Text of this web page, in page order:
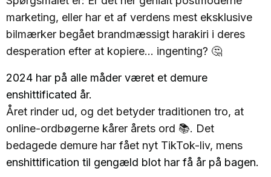
marketing, eller har et af verdens mest eksklusive
bilmærker begået brandmæssigt harakiri i deres
desperation efter at kopiere... ingenting? 🤔
2024 har på alle måder været et demure
enshittificated år.
Året rinder ud, og det betyder traditionen tro, at
online-ordbøgerne kårer årets ord 📚. Det
bedagede demure har fået nyt TikTok-liv, mens
enshittification til gengæld blot har få år på bagen.